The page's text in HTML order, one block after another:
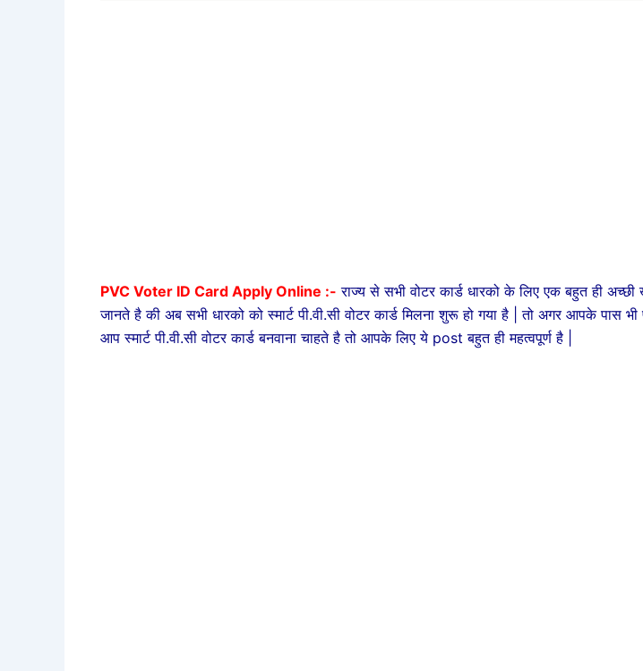
PVC Voter ID Card Apply Online :- राज्य से सभी वोटर कार्ड धारको के लिए एक बहुत ही
जानते है की अब सभी धारको को स्मार्ट पी.वी.सी वोटर कार्ड मिलना शुरू हो गया है | तो अगर आपके पास भी
आप स्मार्ट पी.वी.सी वोटर कार्ड बनवाना चाहते है तो आपके लिए ये post बहुत ही महत्वपूर्ण है |